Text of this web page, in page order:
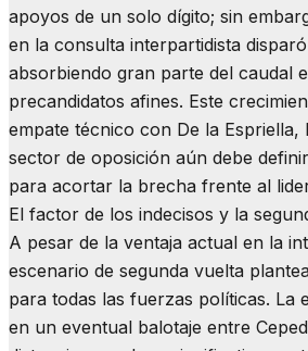
apoyos de un solo dígito; sin
en la consulta interpartidista
absorbiendo gran parte del caudal
precandidatos afines. Este
empate técnico con De la Espriella,
sector de oposición aún debe
para acortar la brecha frente al
​El factor de los indecisos y la
​A pesar de la ventaja actual en la
escenario de segunda vuelta
para todas las fuerzas políticas. La
en un eventual balotaje entre